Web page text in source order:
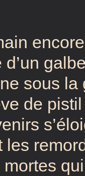
sous la
de pistil
les